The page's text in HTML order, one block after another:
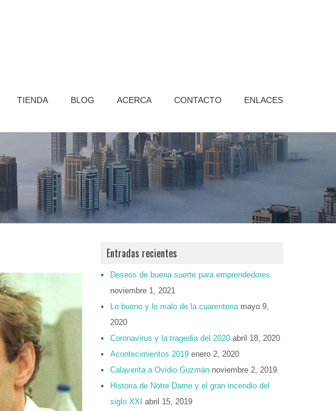
TIENDA BLOG ACERCA CONTACTO ENLACES
Entradas recientes
Deseos de buena suerte para emprendedores
noviembre 1, 2021
Lo bueno y lo malo de la cuarentena mayo 9,
2020
Coronavirus y la tragedia del 2020 abril 18, 2020
Acontecimientos 2019 enero 2, 2020
Calaverita a Ovidio Guzmán noviembre 2, 2019
Historia de Notre Dame y el gran incendio del
siglo XXI abril 15, 2019